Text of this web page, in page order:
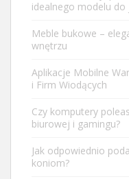
idealnego modelu do
Meble bukowe –
wnętrzu
Aplikacje Mobilne
i Firm Wiodących
Czy komputery
biurowej i gamingu?
Jak odpowiednio
koniom?